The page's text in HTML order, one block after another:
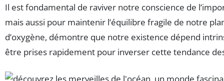
Il est fondamental de raviver notre conscience de
mais aussi pour maintenir l’équilibre fragile de notre
d’oxygène, démontre que notre existence dépend
être prises rapidement pour inverser cette tendance